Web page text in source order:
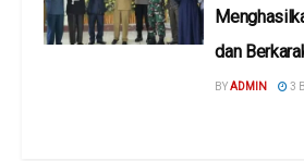
dan
BYADMIN 3